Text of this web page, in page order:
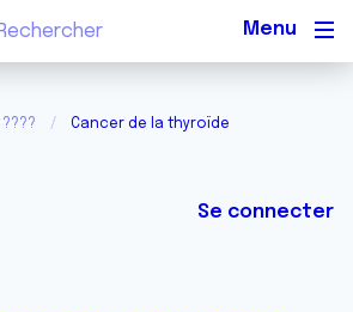
???? Cancer de la thyroïde
Se connecter